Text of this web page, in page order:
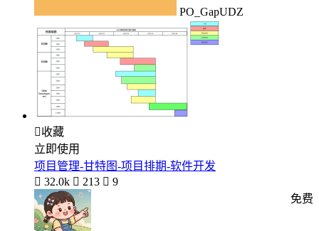
PO_GapUDZ
收藏
立即使用
项目管理-甘特图-项目排期-软件开发
 32.0k  213  9
免费